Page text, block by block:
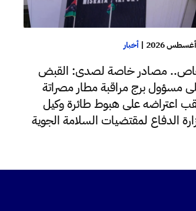
|أخبار
مصادر خاصة لصدى: القبض
مسؤول برج مراقبة مطار مصراتة
اعتراضه على هبوط طائرة وكيل
الدفاع لمقتضيات السلامة الجوية